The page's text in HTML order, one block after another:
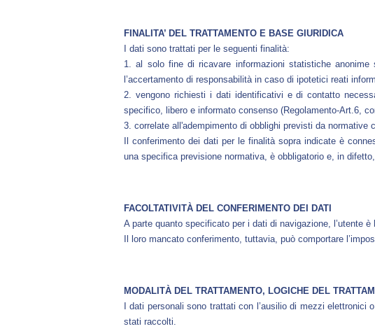
FINALITA’ DEL TRATTAMENTO E BASE GIURIDICA
I dati sono trattati per le seguenti finalità:
1. al solo fine di ricavare informazioni statistiche
l’accertamento di responsabilità in caso di ipotetici reati
2. vengono richiesti i dati identificativi e di contatto
specifico, libero e informato consenso (Regolamento-Art.6,
3. correlate all'adempimento di obblighi previsti da
Il conferimento dei dati per le finalità sopra indicate è
una specifica previsione normativa, è obbligatorio e, in
FACOLTATIVITÀ DEL CONFERIMENTO DEI DATI
A parte quanto specificato per i dati di navigazione, l’utente
Il loro mancato conferimento, tuttavia, può comportare
MODALITÀ DEL TRATTAMENTO, LOGICHE DEL
I dati personali sono trattati con l’ausilio di mezzi
stati raccolti.